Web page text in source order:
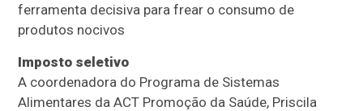
ferramenta decisiva para frear o consumo de
produtos nocivos
Imposto seletivo
A coordenadora do Programa de Sistemas
Alimentares da ACT Promoção da Saúde, Priscila